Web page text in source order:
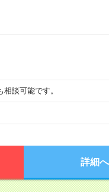
談可能です。
詳細へ